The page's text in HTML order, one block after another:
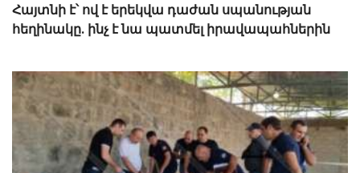
Հայտնի է՝ ով է երեկվա դաժան սպանության
հեղինակը. ինչ է նա պատմել իրավապահներին